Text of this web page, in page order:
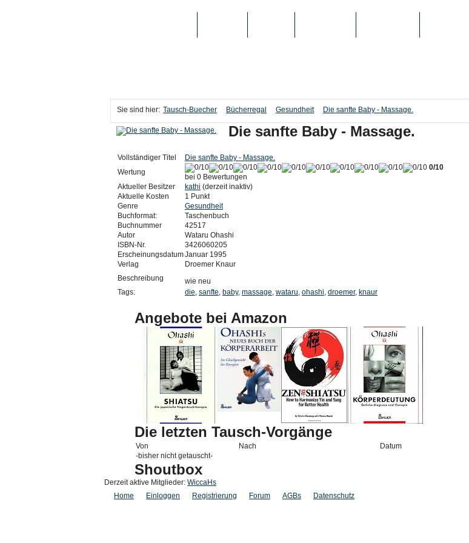
Sie sind hier: Tausch-Buecher Bücherregal Gesundheit Die sanfte Baby - Massage.
Die sanfte Baby - Massage.
Vollständiger Titel
Die sanfte Baby - Massage.
Wertung
0/10
bei 0 Bewertungen
Aktueller Besitzer
kathi (derzeit inaktiv)
Aktuelle Kosten
1 Punkt
Genre
Gesundheit
Buchformat:
Taschenbuch
Buchnummer
42517
Autor
Wataru Ohashi
ISBN-Nr.
3426060205
ErscheinungsdatumJanuar 1995
Verlag
Droemer Knaur
Beschreibung
wie neu
Tags:
die, sanfte, baby, massage, wataru, ohashi, droemer, knaur
Angebote bei Amazon
Die letzten Tausch-Vorgänge
Von Nach
Datum
-bisher nicht getauscht-
Shoutbox
Derzeit aktive Mitglieder: WiccaHs
Home
Einloggen Registrierung Forum AGBs Datenschutz